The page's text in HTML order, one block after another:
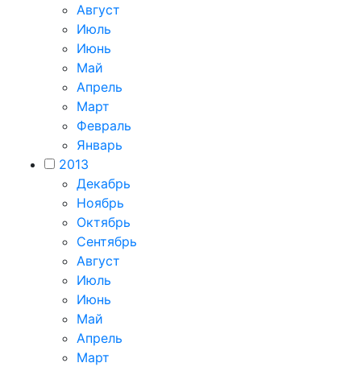
Август
Июль
Июнь
Май
Апрель
Март
Февраль
Январь
2013
Декабрь
Ноябрь
Октябрь
Сентябрь
Август
Июль
Июнь
Май
Апрель
Март